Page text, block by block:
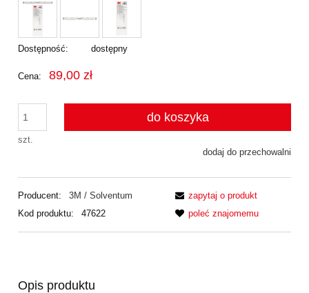
Dostępność: dostępny
Cena: 89,00 zł
szt.
do koszyka
dodaj do przechowalni
Producent:
3M / Solventum
Kod produktu:
47622
zapytaj o produkt
poleć znajomemu
Opis produktu